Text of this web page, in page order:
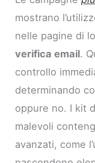
mostrano
nelle pagine di
verifica email.
controllo
determinando
oppure no. I kit
malevoli
avanzati, come